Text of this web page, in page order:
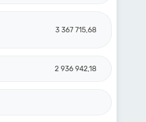
3 367 715,68
2 936 942,18